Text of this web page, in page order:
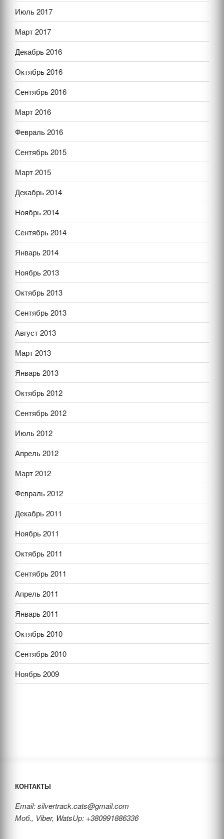
Июль 2017
Март 2017
Декабрь 2016
Октябрь 2016
Сентябрь 2016
Март 2016
Февраль 2016
Сентябрь 2015
Март 2015
Декабрь 2014
Ноябрь 2014
Сентябрь 2014
Январь 2014
Ноябрь 2013
Октябрь 2013
Сентябрь 2013
Август 2013
Март 2013
Январь 2013
Октябрь 2012
Сентябрь 2012
Июль 2012
Апрель 2012
Март 2012
Февраль 2012
Декабрь 2011
Ноябрь 2011
Октябрь 2011
Сентябрь 2011
Апрель 2011
Январь 2011
Октябрь 2010
Сентябрь 2010
Ноябрь 2009
КОНТАКТЫ
Email: silvertrack.cats@gmail.com
Моб., Viber, WatsUp: +380991886336